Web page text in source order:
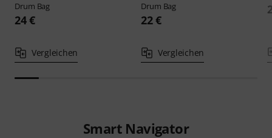
Drum Bag
24 €
Vergleichen
Drum Bag
22 €
Vergleichen
Smart Navigator